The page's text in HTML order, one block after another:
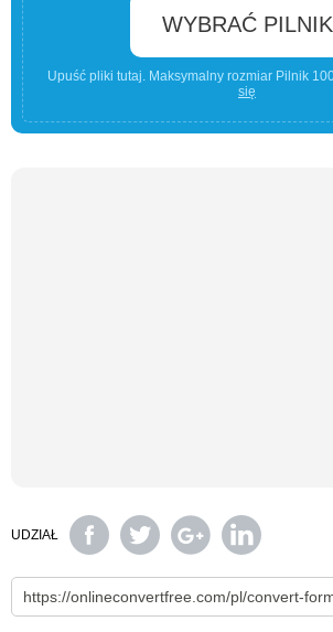
WYBRAĆ PILNIK
Upuść pliki tutaj. Maksymalny rozmiar Pilnik
się
UDZIAŁ